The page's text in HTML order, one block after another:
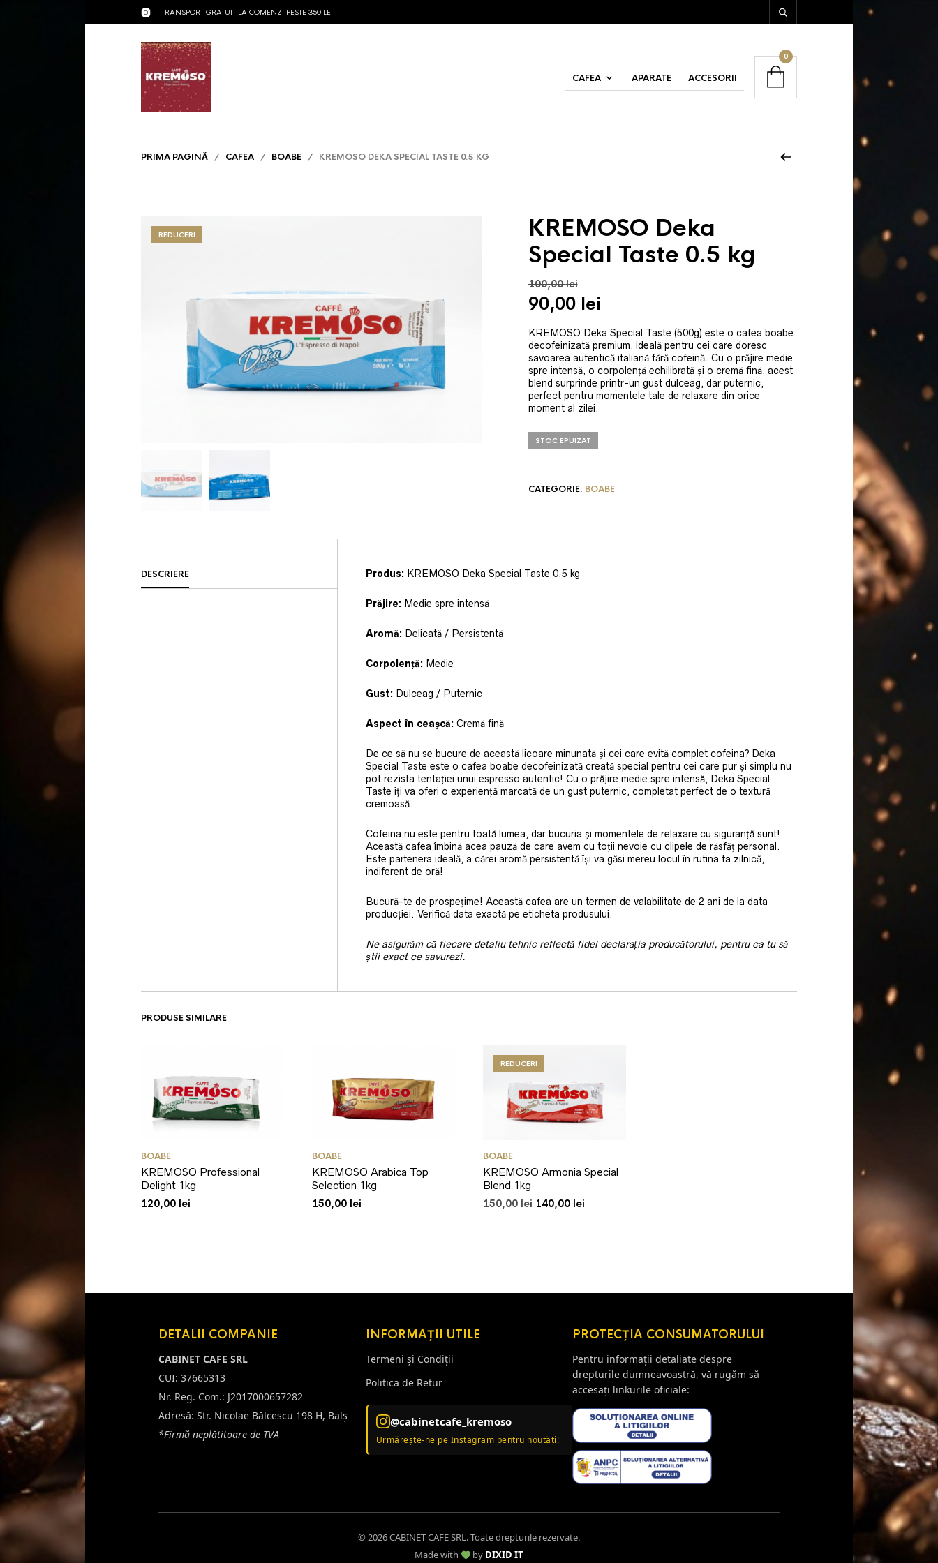
TRANSPORT GRATUIT LA COMENZI PESTE 350 LEI
CAFEA APARATE ACCESORII
0
PRIMA PAGINĂ / CAFEA / BOABE / KREMOSO DEKA SPECIAL TASTE 0.5 KG
REDUCERI
KREMOSO Deka
Special Taste 0.5 kg
100,00lei
Prețul
a
fost:
100,00 lei.
90,00 lei
este:
90,00 lei.
KREMOSO Deka Special Taste (500g) este o cafea boabe
decofeinizată premium, ideală pentru cei care doresc
savoarea autentică italiană fără cofeină. Cu o prăjire medie
spre intensă, o corpolență echilibrată și o cremă fină, acest
blend surprinde printr-un gust dulceag, dar puternic,
perfect pentru momentele tale de relaxare din orice
moment al zilei.
STOC EPUIZAT
CATEGORIE: BOABE
DESCRIERE Produs: KREMOSO Deka Special Taste 0.5 kg
Prăjire: Medie spre intensă
Aromă: Delicată / Persistentă
Corpolență: Medie
Gust: Dulceag / Puternic
Aspect în ceașcă: Cremă fină
De ce să nu se bucure de această licoare minunată și cei care evită complet cofeina? Deka
Special Taste este o cafea boabe decofeinizată creată special pentru cei care pur și simplu nu
pot rezista tentației unui espresso autentic! Cu o prăjire medie spre intensă, Deka Special
Taste îți va oferi o experiență marcată de un gust puternic, completat perfect de o textură
cremoasă.
Cofeina nu este pentru toată lumea, dar bucuria și momentele de relaxare cu siguranță sunt!
Această cafea îmbină acea pauză de care avem cu toții nevoie cu clipele de răsfăț personal.
Este partenera ideală, a cărei aromă persistentă își va găsi mereu locul în rutina ta zilnică,
indiferent de oră!
Bucură-te de prospețime! Această cafea are un termen de valabilitate de 2 ani de la data
producției. Verifică data exactă pe eticheta produsului.
Ne asigurăm că fiecare detaliu tehnic reflectă fidel declarația producătorului, pentru ca tu să
știi exact ce savurezi.
PRODUSE SIMILARE
BOABE
KREMOSO Professional
Delight 1kg
120,00 lei
BOABE
KREMOSO Arabica Top
Selection 1kg
150,00 lei
REDUCERI
BOABE
KREMOSO Armonia Special
Blend 1kg
150,00lei Prețul
140,00 lei
DETALII COMPANIE
CABINET CAFE SRL
CUI: 37665313
Nr. Reg. Com.: J2017000657282
Adresă: Str. Nicolae Bălcescu 198 H, Balș
*Firmă neplătitoare de TVA
INFORMAȚII UTILE
Termeni și Condiții
Politica de Retur
@cabinetcafe_kremoso
Urmărește-ne pe Instagram pentru noutăți!
PROTECȚIA CONSUMATORULUI
Pentru informații detaliate despre
drepturile dumneavoastră, vă rugăm să
accesați linkurile oficiale:
© 2026 CABINET CAFE SRL. Toate drepturile rezervate.
Made with
by DIXID IT